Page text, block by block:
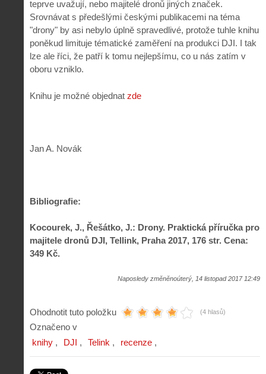
teprve uvažují, nebo majitelé dronů jiných značek.
Srovnávat s předešlými českými publikacemi na téma
"drony" by asi nebylo úplně spravedlivé, protože tuhle knihu
poněkud limituje tématické zaměření na produkci DJI. I tak
lze ale říci, že patří k tomu nejlepšímu, co u nás zatím v
oboru vzniklo.
Knihu je možné objednat zde
Jan A. Novák
Bibliografie:
Kocourek, J., Řešátko, J.: Drony. Praktická příručka pro
majitele dronů DJI, Tellink, Praha 2017, 176 str. Cena:
349 Kč.
Naposledy změněnoúterý, 14 listopad 2017 12:49
Ohodnotit tuto položku (4 hlasů)
Označeno v
knihy
DJI Telink recenze